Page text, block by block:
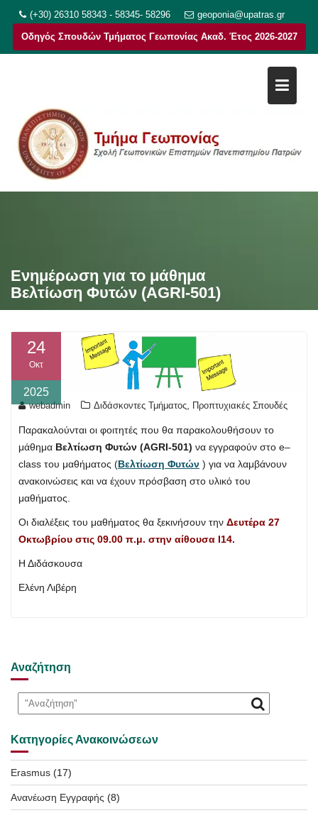
στο
περιεχόμενο
(+30) 26310 58343 - 58345- 58296 geoponia@upatras.gr
Οδηγός Σπουδών Τμήματος Γεωπονίας Ακαδ. Έτος 2026-2027
Ενημέρωση για το μάθημα
Βελτίωση Φυτών (AGRI-501)
24
Οκτ
2025
webadmin Διδάσκοντες Τμήματος Προπτυχιακές Σπουδές
Παρακαλούνται οι φοιτητές που θα παρακολουθήσουν το
μάθημα Βελτίωση Φυτών (AGRI-501) να εγγραφούν στο e–
class του μαθήματος (Βελτίωση Φυτών ) για να λαμβάνουν
ανακοινώσεις και να έχουν πρόσβαση στο υλικό του
μαθήματος.
Οι διαλέξεις του μαθήματος θα ξεκινήσουν την Δευτέρα 27
Οκτωβρίου στις 09.00 π.μ. στην αίθουσα Ι14.
Η Διδάσκουσα
Ελένη Λιβέρη
Αναζήτηση
Κατηγορίες Ανακοινώσεων
Erasmus (17)
Ανανέωση Εγγραφής (8)